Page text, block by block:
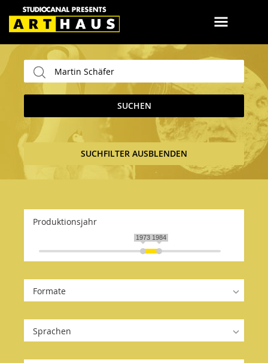
SUCHEN
SUCHFILTER AUSBLENDEN
Produktionsjahr
1973 1984
Formate
Sprachen